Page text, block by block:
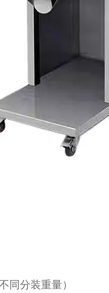
同分装重量）